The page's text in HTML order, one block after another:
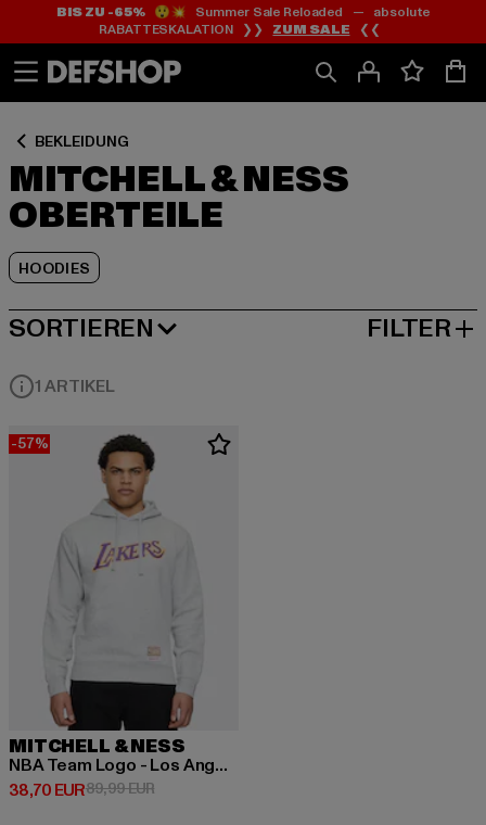
Zum
Inhalt
springen
Zum
Fußzeile
springen
BIS ZU -65%😲💥 Summer Sale Reloaded — absolute
RABATTESKALATION ❯❯ ZUM SALE ❮❮
BEKLEIDUNG
MITCHELL & NESS
OBERTEILE
HOODIES
Zum
Produktraster
springen
SORTIEREN
BELIEBTESTE FILTER
1 ARTIKEL
-57%
MITCHELL & NESS
NBA Team Logo - Los Angeles Lakers
38,70 EUR
Derzeitiger Preis: 38,70 EUR
89,99 EURAktionspreis: 89,99 EUR